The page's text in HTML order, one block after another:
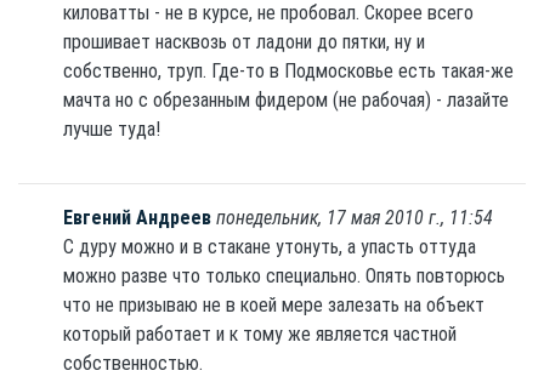
киловатты - не в курсе, не пробовал. Скорее всего
прошивает насквозь от ладони до пятки, ну и
собственно, труп. Где-то в Подмосковье есть такая-же
мачта но с обрезанным фидером (не рабочая) - лазайте
лучше туда!
Евгений Андреев понедельник, 17 мая 2010 г., 11:54
С дуру можно и в стакане утонуть, а упасть оттуда
можно разве что только специально. Опять повторюсь
что не призываю не в коей мере залезать на объект
который работает и к тому же является частной
собственностью.